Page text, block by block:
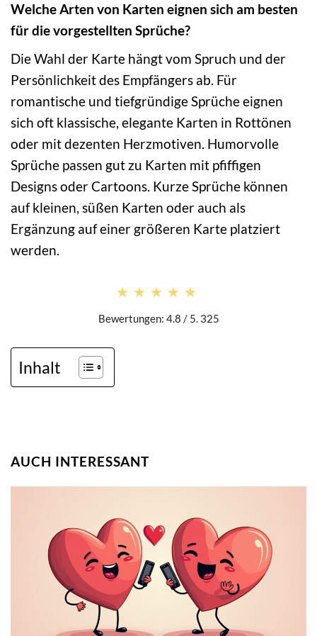
Welche Arten von Karten eignen sich am besten
für die vorgestellten Sprüche?
Die Wahl der Karte hängt vom Spruch und der
Persönlichkeit des Empfängers ab. Für
romantische und tiefgründige Sprüche eignen
sich oft klassische, elegante Karten in Rottönen
oder mit dezenten Herzmotiven. Humorvolle
Sprüche passen gut zu Karten mit pfiffigen
Designs oder Cartoons. Kurze Sprüche können
auf kleinen, süßen Karten oder auch als
Ergänzung auf einer größeren Karte platziert
werden.
★★★★★
★★★★★
Bewertungen: 4.8 / 5. 325
Inhalt
AUCH INTERESSANT